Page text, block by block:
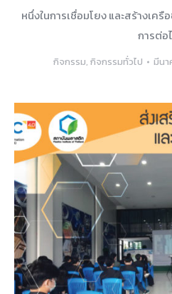
หนึ่งในการเชื่อมโยง และสร้างเ
การต่อ
กิจกรรม, กิจกรรมทั่วไป มีนา